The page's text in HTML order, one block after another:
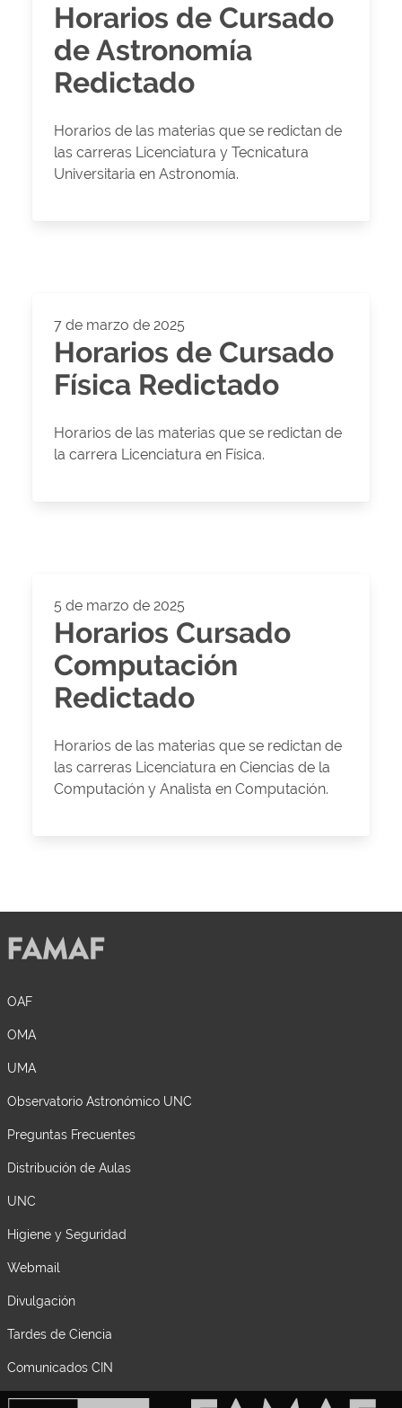
Horarios de Cursado
de Astronomía
Redictado
Horarios de las materias que se redictan de
las carreras Licenciatura y Tecnicatura
Universitaria en Astronomía.
7 de marzo de 2025
Horarios de Cursado
Física Redictado
Horarios de las materias que se redictan de
la carrera Licenciatura en Física.
5 de marzo de 2025
Horarios Cursado
Computación
Redictado
Horarios de las materias que se redictan de
las carreras Licenciatura en Ciencias de la
Computación y Analista en Computación.
OAF
OMA
UMA
Observatorio Astronómico UNC
Preguntas Frecuentes
Distribución de Aulas
UNC
Higiene y Seguridad
Webmail
Divulgación
Tardes de Ciencia
Comunicados CIN